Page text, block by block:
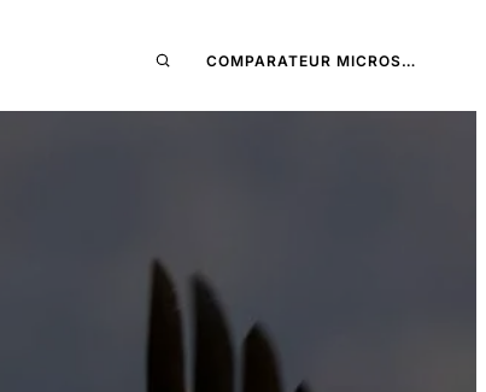
COMPARATEUR MICROS…